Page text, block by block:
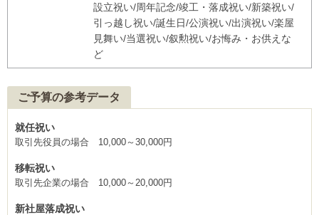
設立祝い/周年記念/竣工・落成祝い/新築祝い/
引っ越し祝い/誕生日/公演祝い/出演祝い/楽屋
見舞い/当選祝い/叙勲祝い/お悔み・お供えな
ど
ご予算の参考データ
就任祝い
取引先役員の場合 10,000～30,000円
移転祝い
取引先企業の場合 10,000～20,000円
新社屋落成祝い